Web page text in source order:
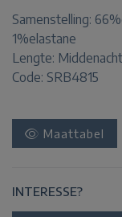
Samenstelling:
1%elastane
Lengte:
Code: SRB4815
Maattabel
INTERESSE?